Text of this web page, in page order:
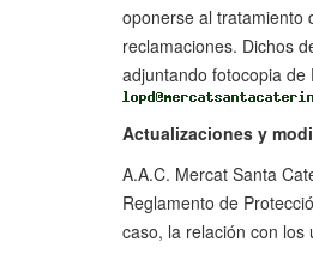
oponerse al tratamiento
reclamaciones. Dichos
adjuntando fotocopia de
Actualizaciones y
A.A.C. Mercat Santa
Reglamento de
caso, la relación con